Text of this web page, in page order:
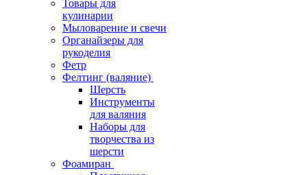
Товары для
кулинарии
Мыловарение и свечи
Органайзеры для
рукоделия
Фетр
Фелтинг (валяние)
Шерсть
Инструменты
для валяния
Наборы для
творчества из
шерсти
Фоамиран